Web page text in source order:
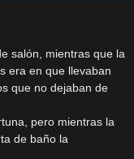
salón, mientras que la
era en que llevaban
que no dejaban de
pero mientras la
de baño la